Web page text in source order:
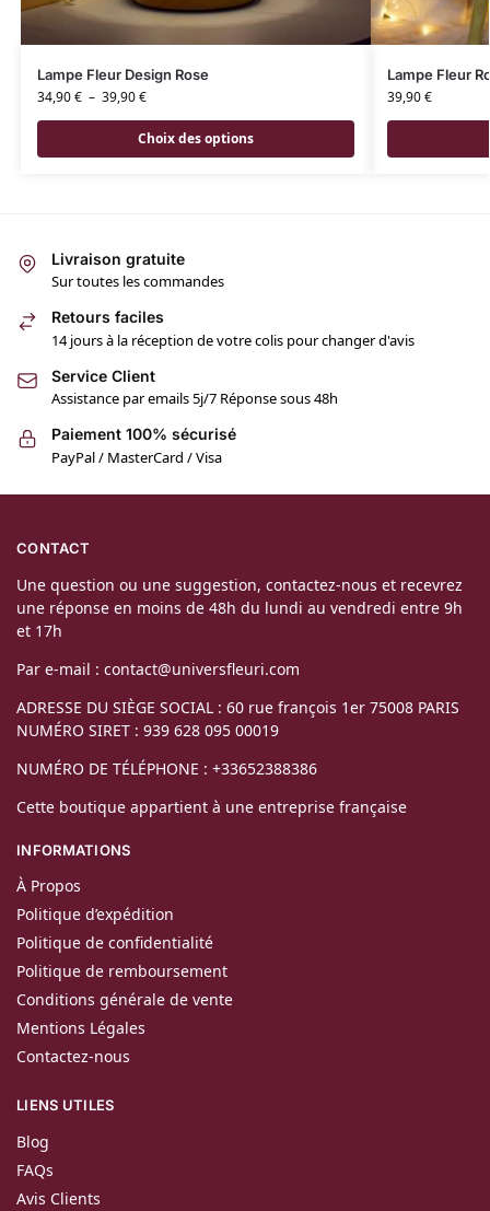
Lampe Fleur Design Rose
34,90€ – 39,90€
Choix des options
Lampe Fleur
39,90€
Livraison gratuite
Sur toutes les commandes
Retours faciles
14 jours à la réception de votre colis pour changer d'avis
Service Client
Assistance par emails 5j/7 Réponse sous 48h
Paiement 100% sécurisé
PayPal / MasterCard / Visa
CONTACT
Une question ou une suggestion, contactez-nous et recevrez
une réponse en moins de 48h du lundi au vendredi entre 9h
et 17h
Par e-mail : contact@universfleuri.com
ADRESSE DU SIÈGE SOCIAL : 60 rue françois 1er 75008 PARIS
NUMÉRO SIRET : 939 628 095 00019
NUMÉRO DE TÉLÉPHONE : +33652388386
Cette boutique appartient à une entreprise française
INFORMATIONS
À Propos
Politique d’expédition
Politique de confidentialité
Politique de remboursement
Conditions générale de vente
Mentions Légales
Contactez-nous
LIENS UTILES
Blog
FAQs
Avis Clients